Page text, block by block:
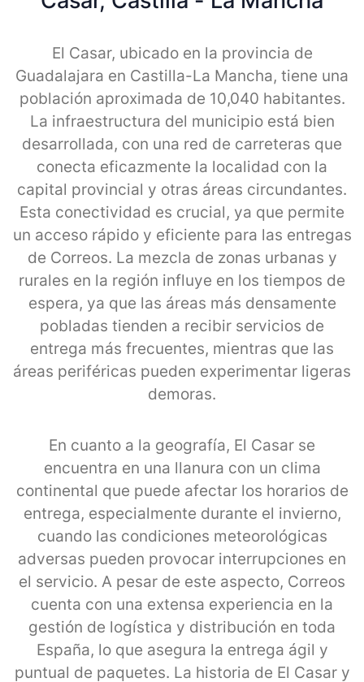
El Casar, ubicado en la provincia de
Guadalajara en Castilla-La Mancha, tiene una
población aproximada de 10,040 habitantes.
La infraestructura del municipio está bien
desarrollada, con una red de carreteras que
conecta eficazmente la localidad con la
capital provincial y otras áreas circundantes.
Esta conectividad es crucial, ya que permite
un acceso rápido y eficiente para las entregas
de Correos. La mezcla de zonas urbanas y
rurales en la región influye en los tiempos de
espera, ya que las áreas más densamente
pobladas tienden a recibir servicios de
entrega más frecuentes, mientras que las
áreas periféricas pueden experimentar ligeras
demoras.
En cuanto a la geografía, El Casar se
encuentra en una llanura con un clima
continental que puede afectar los horarios de
entrega, especialmente durante el invierno,
cuando las condiciones meteorológicas
adversas pueden provocar interrupciones en
el servicio. A pesar de este aspecto, Correos
cuenta con una extensa experiencia en la
gestión de logística y distribución en toda
España, lo que asegura la entrega ágil y
puntual de paquetes. La historia de El Casar y